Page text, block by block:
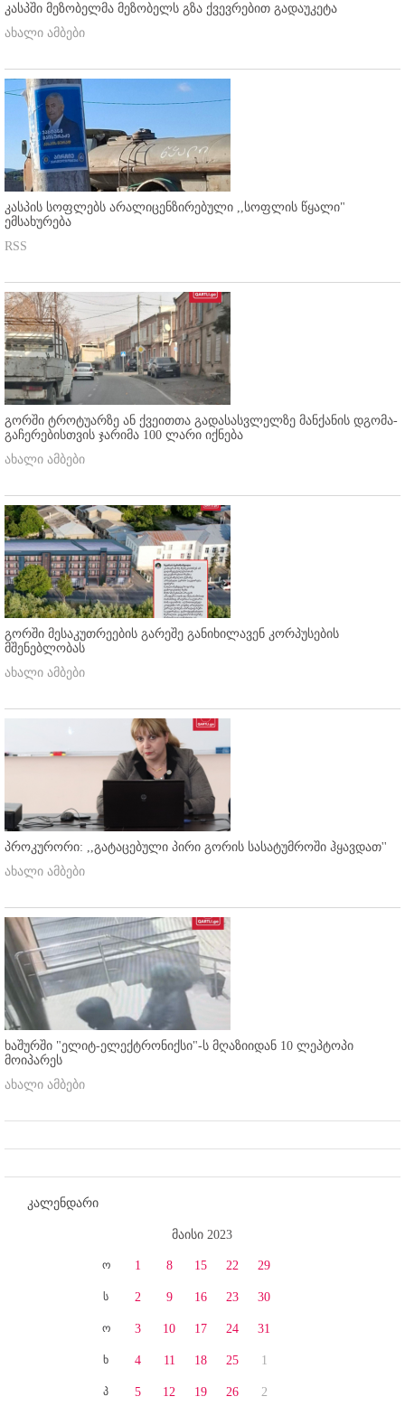
კასპში მეზობელმა მეზობელს გზა ქვევრებით გადაუკეტა
ახალი ამბები
კასპის სოფლებს არალიცენზირებული ,,სოფლის წყალი"
ემსახურება
RSS
გორში ტროტუარზე ან ქვეითთა გადასასვლელზე მანქანის დგომა-
გაჩერებისთვის ჯარიმა 100 ლარი იქნება
ახალი ამბები
გორში მესაკუთრეების გარეშე განიხილავენ კორპუსების
მშენებლობას
ახალი ამბები
პროკურორი: ,,გატაცებული პირი გორის სასატუმროში ჰყავდათ''
ახალი ამბები
ხაშურში "ელიტ-ელექტრონიქსი"-ს მღაზიიდან 10 ლეპტოპი
მოიპარეს
ახალი ამბები
კალენდარი
მაისი 2023
ო
ს
ო
ხ
პ
1
2
3
4
5
8
9
10
11
12
15
16
17
18
19
22
23
24
25
26
29
30
31
1
2